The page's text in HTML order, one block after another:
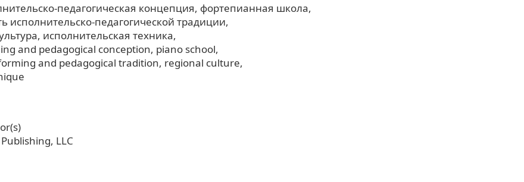
педагогическая концепция фортепианная школа
исполнительско-педагогической традиции
исполнительская техника
and pedagogical conception piano school
and pedagogical tradition regional culture
LLC